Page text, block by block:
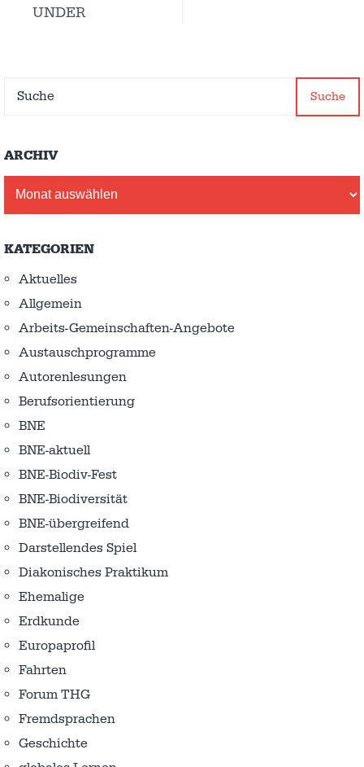
UNDER
Suche
ARCHIV
KATEGORIEN
Aktuelles
Allgemein
Arbeits-Gemeinschaften-Angebote
Austausch­programme
Autorenlesungen
Berufsorientierung
BNE
BNE-aktuell
BNE-Biodiv-Fest
BNE-Biodiversität
BNE-übergreifend
Darstellendes Spiel
Diakonisches Praktikum
Ehemalige
Erdkunde
Europaprofil
Fahrten
Forum THG
Fremdsprachen
Geschichte